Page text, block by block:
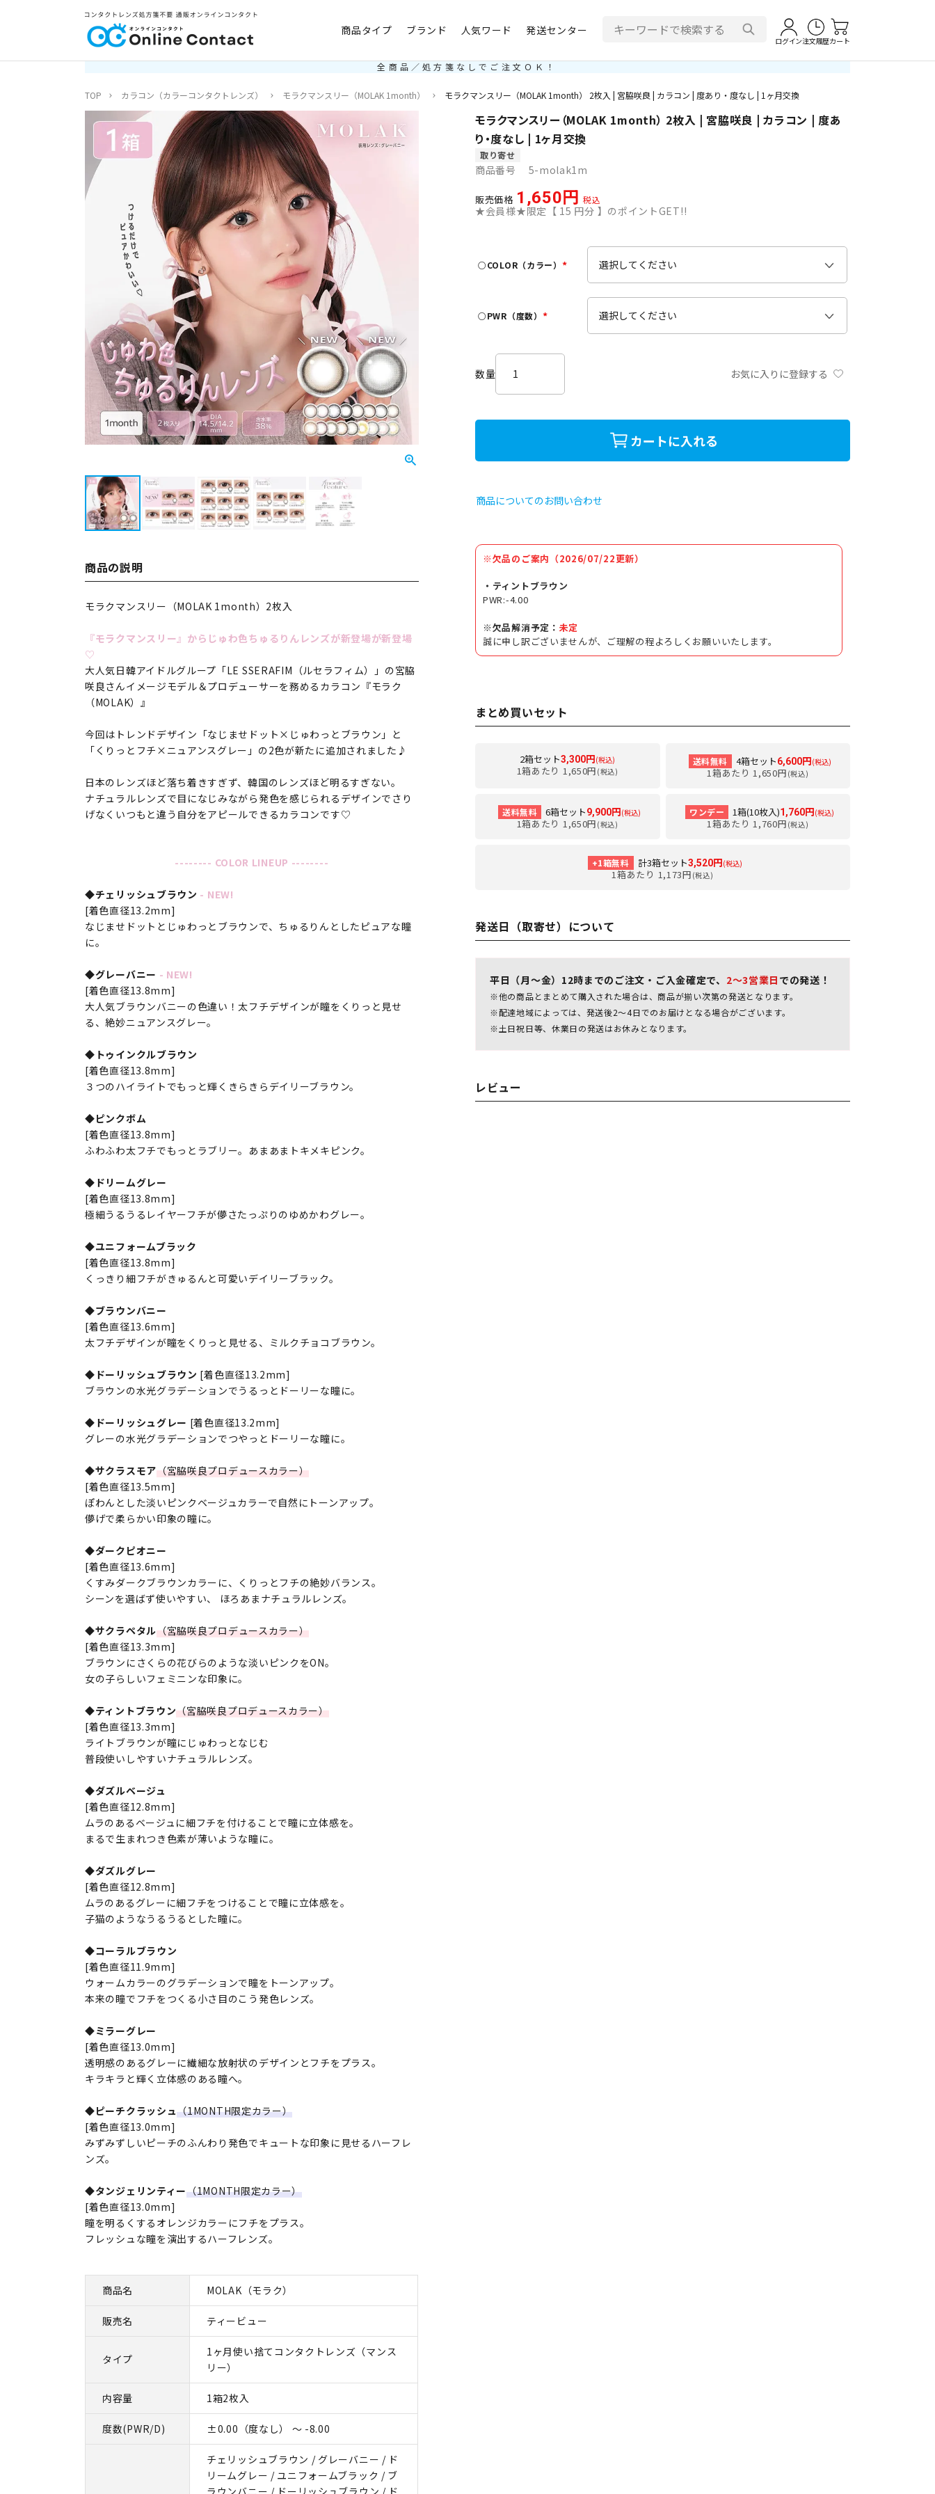
商品タイプ ブランド 人気ワード 発送センター
ログイン注文履歴カート
全商品／処方箋なしでご注文ＯＫ！
TOP カラコン（カラーコンタクトレンズ） モラクマンスリー（MOLAK 1month） モラクマンスリー（MOLAK 1month） 2枚入 | 宮脇咲良 | カラコン | 度あり・度なし | 1ヶ月交換
モラクマンスリー（MOLAK 1month） 2枚入 | 宮脇咲良 | カラコン | 度あ
り・度なし | 1ヶ月交換
取り寄せ
商品番号 5-molak1m
販売価格 1,650 税込
★会員様★限定【 15 円分 】のポイントGET!!
○COLOR（カラー）
○PWR（度数）
須
お気に入りに登録する
カートに入れる
商品についてのお問い合わせ
※欠品のご案内（2026/07/22更新）
・ティントブラウン
PWR:-4.00
※欠品解消予定： 未定
誠に申し訳ございませんが、ご理解の程よろしくお願いいたします。
まとめ買いセット
2箱セット3,300円 (税込)
1箱あたり 1,650円 (税込)
送料無料 4箱セット6,600円 (税込)
1箱あたり 1,650円 (税込)
送料無料 6箱セット9,900円 (税込)
1箱あたり 1,650円 (税込)
ワンデー 1箱(10枚入)1,760円 (税込)
1箱あたり 1,760円 (税込)
+1箱無料 計3箱セット3,520円 (税込)
1箱あたり 1,173円 (税込)
発送日（取寄せ）について
平日（月～金）12時までのご注文・ご入金確定で、 2～3営業日 での発送！
※他の商品とまとめて購入された場合は、商品が揃い次第の発送となります。
※配達地域によっては、発送後2～4日でのお届けとなる場合がございます。
※土日祝日等、休業日の発送はお休みとなります。
レビュー
商品の説明
モラクマンスリー（MOLAK 1month）2枚入
『モラクマンスリー』からじゅわ色ちゅるりんレンズが新登場が新登場
♡
大人気日韓アイドルグループ「LE SSERAFIM（ルセラフィム）」の宮脇
咲良さんイメージモデル＆プロデューサーを務めるカラコン『モラク
（MOLAK）』
今回はトレンドデザイン「なじませドット×じゅわっとブラウン」と
「くりっとフチ×ニュアンスグレー」の2色が新たに追加されました♪
日本のレンズほど落ち着きすぎず、韓国のレンズほど明るすぎない。
ナチュラルレンズで目になじみながら発色を感じられるデザインでさり
げなくいつもと違う自分をアピールできるカラコンです♡
-------- COLOR LINEUP --------
◆チェリッシュブラウン - NEW!
[着色直径13.2mm]
なじませドットとじゅわっとブラウンで、ちゅるりんとしたピュアな瞳
に。
◆グレーバニー - NEW!
[着色直径13.8mm]
大人気ブラウンバニーの色違い！太フチデザインが瞳をくりっと見せ
る、絶妙ニュアンスグレー。
◆トゥインクルブラウン
[着色直径13.8mm]
３つのハイライトでもっと輝くきらきらデイリーブラウン。
◆ピンクボム
[着色直径13.8mm]
ふわふわ太フチでもっとラブリー。あまあまトキメキピンク。
◆ドリームグレー
[着色直径13.8mm]
極細うるうるレイヤーフチが儚さたっぷりのゆめかわグレー。
◆ユニフォームブラック
[着色直径13.8mm]
くっきり細フチがきゅるんと可愛いデイリーブラック。
◆ブラウンバニー
[着色直径13.6mm]
太フチデザインが瞳をくりっと見せる、ミルクチョコブラウン。
◆ドーリッシュブラウン [着色直径13.2mm]
ブラウンの水光グラデーションでうるっとドーリーな瞳に。
◆ドーリッシュグレー [着色直径13.2mm]
グレーの水光グラデーションでつやっとドーリーな瞳に。
◆サクラスモア（宮脇咲良プロデュースカラー）
[着色直径13.5mm]
ぽわんとした淡いピンクベージュカラーで自然にトーンアップ。
儚げで柔らかい印象の瞳に。
◆ダークピオニー
[着色直径13.6mm]
くすみダークブラウンカラーに、くりっとフチの絶妙バランス。
シーンを選ばず使いやすい、 ほろあまナチュラルレンズ。
◆サクラペタル（宮脇咲良プロデュースカラー）
[着色直径13.3mm]
ブラウンにさくらの花びらのような淡いピンクをON。
女の子らしいフェミニンな印象に。
◆ティントブラウン（宮脇咲良プロデュースカラー）
[着色直径13.3mm]
ライトブラウンが瞳にじゅわっとなじむ
普段使いしやすいナチュラルレンズ。
◆ダズルベージュ
[着色直径12.8mm]
ムラのあるベージュに細フチを付けることで瞳に立体感を。
まるで生まれつき色素が薄いような瞳に。
◆ダズルグレー
[着色直径12.8mm]
ムラのあるグレーに細フチをつけることで瞳に立体感を。
子猫のようなうるうるとした瞳に。
◆コーラルブラウン
[着色直径11.9mm]
ウォームカラーのグラデーションで瞳をトーンアップ。
本来の瞳でフチをつくる小さ目のこう発色レンズ。
◆ミラーグレー
[着色直径13.0mm]
透明感のあるグレーに繊細な放射状のデザインとフチをプラス。
キラキラと輝く立体感のある瞳へ。
◆ピーチクラッシュ（1MONTH限定カラー）
[着色直径13.0mm]
みずみずしいピーチのふんわり発色でキュートな印象に見せるハーフレ
ンズ。
◆タンジェリンティー（1MONTH限定カラー）
[着色直径13.0mm]
瞳を明るくするオレンジカラーにフチをプラス。
フレッシュな瞳を演出するハーフレンズ。
商品名 MOLAK（モラク）
販売名 ティービュー
タイプ
1ヶ月使い捨てコンタクトレンズ（マンス
リー）
内容量 1箱2枚入
度数(PWR/D) ±0.00（度なし） ～ -8.00
チェリッシュブラウン / グレーバニー / ド
リームグレー / ユニフォームブラック / ブ
ラウンバニー / ドーリッシュブラウン / ド